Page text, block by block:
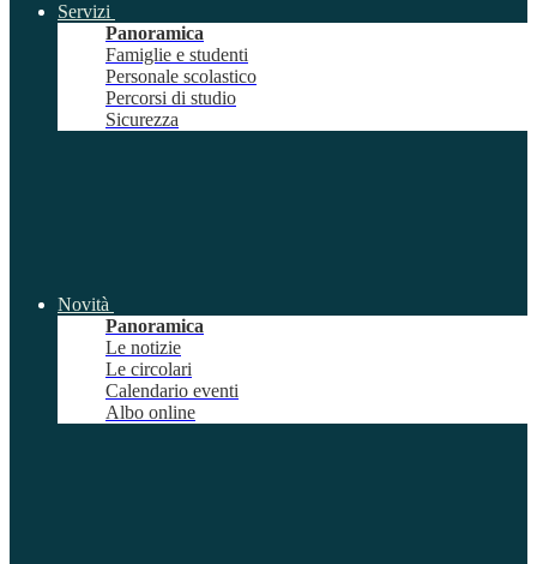
Servizi
Panoramica
Famiglie e studenti
Personale scolastico
Percorsi di studio
Sicurezza
Novità
Panoramica
Le notizie
Le circolari
Calendario eventi
Albo online